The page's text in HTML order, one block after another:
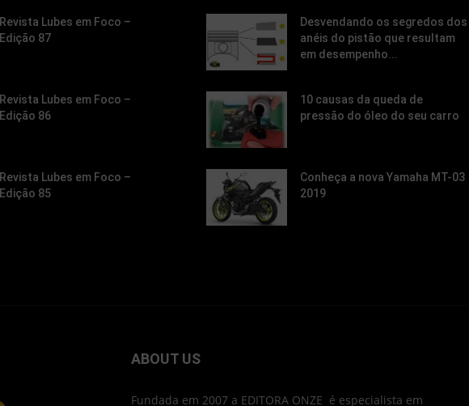
Revista Lubes em Foco –
Edição 87
Revista Lubes em Foco –
Edição 86
Revista Lubes em Foco –
Edição 85
Desvendando os segredos dos
anéis do pistão que resultam
em desempenho...
10 causas da queda de
pressão do óleo do seu carro
Conheça a nova Yamaha MT-03
2019
ABOUT US
Fundada em 2007 a EDITORA ONZE é especialista em